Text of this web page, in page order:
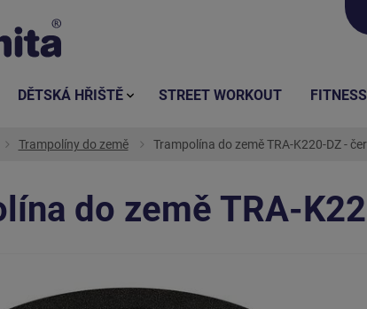
Trampolíny do země Trampolína do země TRA-K220-DZ -
do země TRA-
DĚTSKÁ HŘIŠTĚ STREET WORKOUT